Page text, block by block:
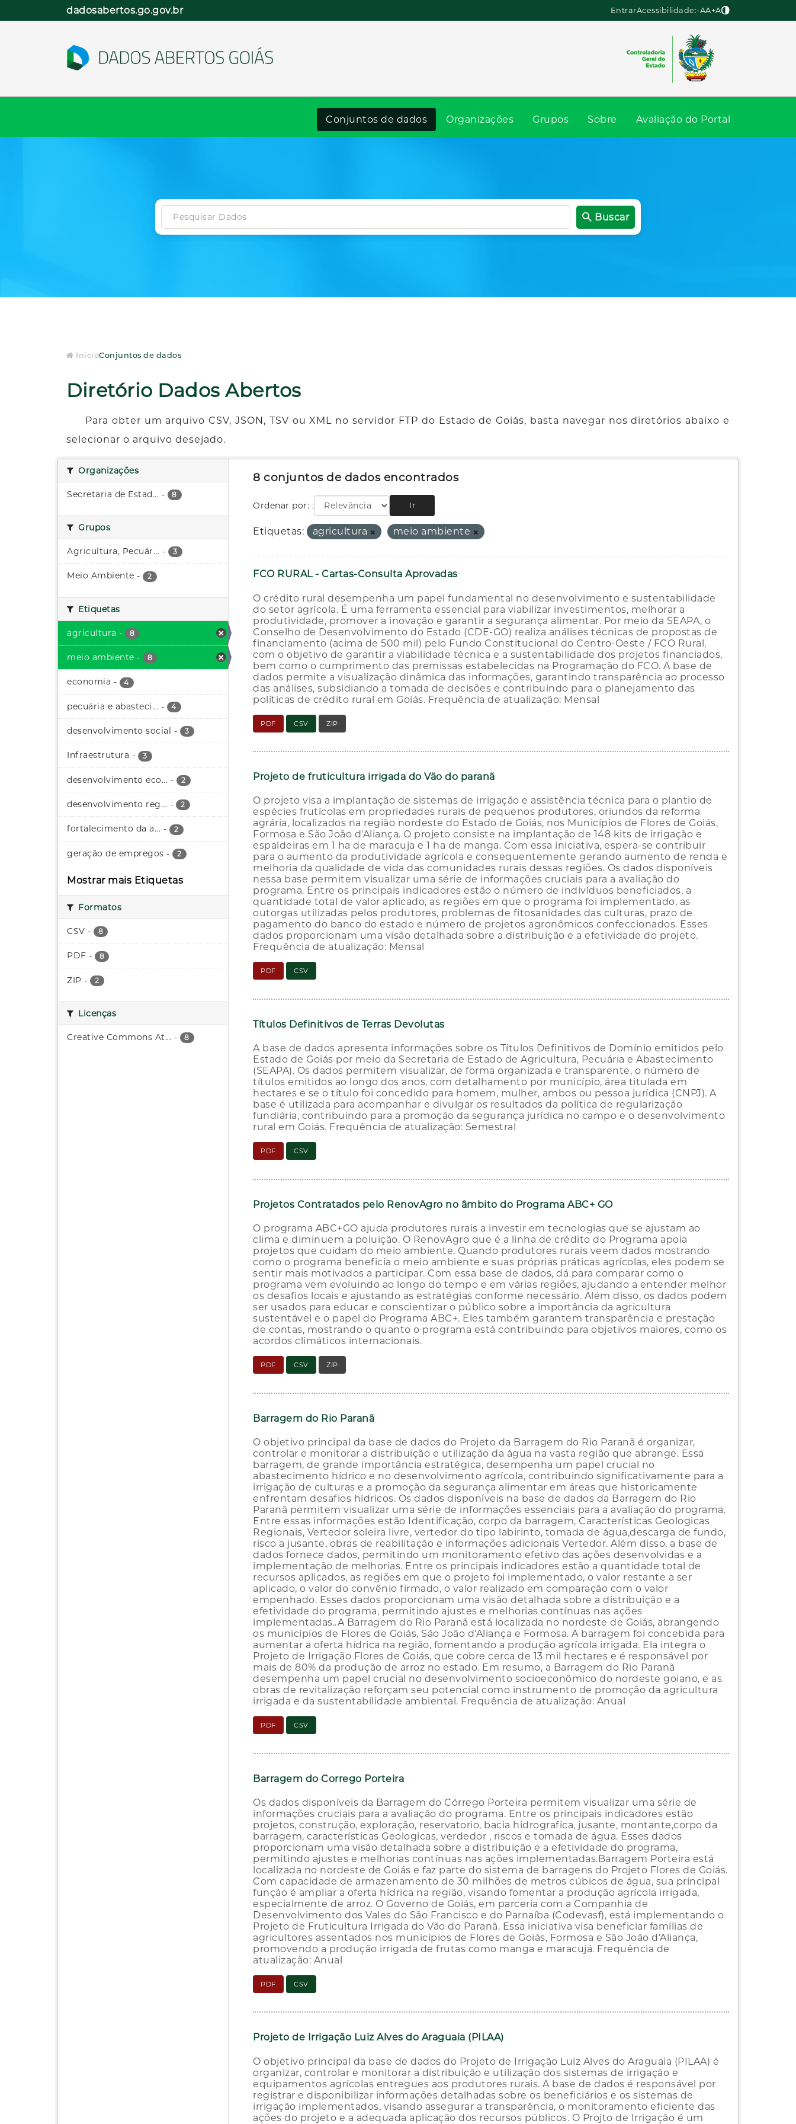
dadosabertos.go.gov.br EntrarAcessibilidade:-AA+A
Conjuntos de dados Organizações Grupos Sobre Avaliação do Portal
Buscar
InícioConjuntos de dados
Diretório Dados Abertos
Para obter um arquivo CSV, JSON, TSV ou XML no servidor FTP do Estado de Goiás, basta navegar nos diretórios abaixo e
selecionar o arquivo desejado.
Organizações
Secretaria de Estad... - 8
Grupos
Agricultura, Pecuár... - 3
Meio Ambiente - 2
Etiquetas
agricultura - 8
meio ambiente - 8
economia - 4
pecuária e abasteci... - 4
desenvolvimento social - 3
Infraestrutura - 3
desenvolvimento eco... - 2
desenvolvimento reg... - 2
fortalecimento da a... - 2
geração de empregos - 2
Mostrar mais Etiquetas
Formatos
CSV - 8
PDF - 8
ZIP - 2
Licenças
Creative Commons At... - 8
8 conjuntos de dados encontrados
Ordenar por: Ir
Etiquetas: agricultura meio ambiente
FCO RURAL - Cartas-Consulta Aprovadas
O crédito rural desempenha um papel fundamental no desenvolvimento e sustentabilidade
do setor agrícola. É uma ferramenta essencial para viabilizar investimentos, melhorar a
produtividade, promover a inovação e garantir a segurança alimentar. Por meio da SEAPA, o
Conselho de Desenvolvimento do Estado (CDE-GO) realiza análises técnicas de propostas de
financiamento (acima de 500 mil) pelo Fundo Constitucional do Centro-Oeste / FCO Rural,
com o objetivo de garantir a viabilidade técnica e a sustentabilidade dos projetos financiados,
bem como o cumprimento das premissas estabelecidas na Programação do FCO. A base de
dados permite a visualização dinâmica das informações, garantindo transparência ao processo
das análises, subsidiando a tomada de decisões e contribuindo para o planejamento das
políticas de crédito rural em Goiás. Frequência de atualização: Mensal
PDF CSV ZIP
Projeto de fruticultura irrigada do Vão do paranã
O projeto visa a implantação de sistemas de irrigação e assistência técnica para o plantio de
espécies frutícolas em propriedades rurais de pequenos produtores, oriundos da reforma
agrária, localizados na região nordeste do Estado de Goiás, nos Municípios de Flores de Goiás,
Formosa e São João d'Aliança. O projeto consiste na implantação de 148 kits de irrigação e
espaldeiras em 1 ha de maracuja e 1 ha de manga. Com essa iniciativa, espera-se contribuir
para o aumento da produtividade agrícola e consequentemente gerando aumento de renda e
melhoria da qualidade de vida das comunidades rurais dessas regiões. Os dados disponíveis
nessa base permitem visualizar uma série de informações cruciais para a avaliação do
programa. Entre os principais indicadores estão o número de indivíduos beneficiados, a
quantidade total de valor aplicado, as regiões em que o programa foi implementado, as
outorgas utilizadas pelos produtores, problemas de fitosanidades das culturas, prazo de
pagamento do banco do estado e número de projetos agronômicos confeccionados. Esses
dados proporcionam uma visão detalhada sobre a distribuição e a efetividade do projeto.
Frequência de atualização: Mensal
PDF CSV
Títulos Definitivos de Terras Devolutas
A base de dados apresenta informações sobre os Títulos Definitivos de Domínio emitidos pelo
Estado de Goiás por meio da Secretaria de Estado de Agricultura, Pecuária e Abastecimento
(SEAPA). Os dados permitem visualizar, de forma organizada e transparente, o número de
títulos emitidos ao longo dos anos, com detalhamento por município, área titulada em
hectares e se o título foi concedido para homem, mulher, ambos ou pessoa jurídica (CNPJ). A
base é utilizada para acompanhar e divulgar os resultados da política de regularização
fundiária, contribuindo para a promoção da segurança jurídica no campo e o desenvolvimento
rural em Goiás. Frequência de atualização: Semestral
PDF CSV
Projetos Contratados pelo RenovAgro no âmbito do Programa ABC+ GO
O programa ABC+GO ajuda produtores rurais a investir em tecnologias que se ajustam ao
clima e diminuem a poluição. O RenovAgro que é a linha de crédito do Programa apoia
projetos que cuidam do meio ambiente. Quando produtores rurais veem dados mostrando
como o programa beneficia o meio ambiente e suas próprias práticas agrícolas, eles podem se
sentir mais motivados a participar. Com essa base de dados, dá para comparar como o
programa vem evoluindo ao longo do tempo e em várias regiões, ajudando a entender melhor
os desafios locais e ajustando as estratégias conforme necessário. Além disso, os dados podem
ser usados para educar e conscientizar o público sobre a importância da agricultura
sustentável e o papel do Programa ABC+. Eles também garantem transparência e prestação
de contas, mostrando o quanto o programa está contribuindo para objetivos maiores, como os
acordos climáticos internacionais.
PDF CSV ZIP
Barragem do Rio Paranã
O objetivo principal da base de dados do Projeto da Barragem do Rio Paranã é organizar,
controlar e monitorar a distribuição e utilização da água na vasta região que abrange. Essa
barragem, de grande importância estratégica, desempenha um papel crucial no
abastecimento hídrico e no desenvolvimento agrícola, contribuindo significativamente para a
irrigação de culturas e a promoção da segurança alimentar em áreas que historicamente
enfrentam desafios hídricos. Os dados disponíveis na base de dados da Barragem do Rio
Paranã permitem visualizar uma série de informações essenciais para a avaliação do programa.
Entre essas informações estão Identificação, corpo da barragem, Características Geologicas
Regionais, Vertedor soleira livre, vertedor do tipo labirinto, tomada de água,descarga de fundo,
risco a jusante, obras de reabilitação e informações adicionais Vertedor. Além disso, a base de
dados fornece dados, permitindo um monitoramento efetivo das ações desenvolvidas e a
implementação de melhorias. Entre os principais indicadores estão a quantidade total de
recursos aplicados, as regiões em que o projeto foi implementado, o valor restante a ser
aplicado, o valor do convênio firmado, o valor realizado em comparação com o valor
empenhado. Esses dados proporcionam uma visão detalhada sobre a distribuição e a
efetividade do programa, permitindo ajustes e melhorias contínuas nas ações
implementadas..A Barragem do Rio Paranã está localizada no nordeste de Goiás, abrangendo
os municípios de Flores de Goiás, São João d'Aliança e Formosa. A barragem foi concebida para
aumentar a oferta hídrica na região, fomentando a produção agrícola irrigada. Ela integra o
Projeto de Irrigação Flores de Goiás, que cobre cerca de 13 mil hectares e é responsável por
mais de 80% da produção de arroz no estado. Em resumo, a Barragem do Rio Paranã
desempenha um papel crucial no desenvolvimento socioeconômico do nordeste goiano, e as
obras de revitalização reforçam seu potencial como instrumento de promoção da agricultura
irrigada e da sustentabilidade ambiental. Frequência de atualização: Anual
PDF CSV
Barragem do Corrego Porteira
Os dados disponíveis da Barragem do Córrego Porteira permitem visualizar uma série de
informações cruciais para a avaliação do programa. Entre os principais indicadores estão
projetos, construção, exploração, reservatorio, bacia hidrografica, jusante, montante,corpo da
barragem, características Geologicas, verdedor , riscos e tomada de água. Esses dados
proporcionam uma visão detalhada sobre a distribuição e a efetividade do programa,
permitindo ajustes e melhorias contínuas nas ações implementadas.Barragem Porteira está
localizada no nordeste de Goiás e faz parte do sistema de barragens do Projeto Flores de Goiás.
Com capacidade de armazenamento de 30 milhões de metros cúbicos de água, sua principal
função é ampliar a oferta hídrica na região, visando fomentar a produção agrícola irrigada,
especialmente de arroz. O Governo de Goiás, em parceria com a Companhia de
Desenvolvimento dos Vales do São Francisco e do Parnaíba (Codevasf), está implementando o
Projeto de Fruticultura Irrigada do Vão do Paranã. Essa iniciativa visa beneficiar famílias de
agricultores assentados nos municípios de Flores de Goiás, Formosa e São João d’Aliança,
promovendo a produção irrigada de frutas como manga e maracujá. Frequência de
atualização: Anual
PDF CSV
Projeto de Irrigação Luiz Alves do Araguaia (PILAA)
O objetivo principal da base de dados do Projeto de Irrigação Luiz Alves do Araguaia (PILAA) é
organizar, controlar e monitorar a distribuição e utilização dos sistemas de irrigação e
equipamentos agrícolas entregues aos produtores rurais. A base de dados é responsável por
registrar e disponibilizar informações detalhadas sobre os beneficiários e os sistemas de
irrigação implementados, visando assegurar a transparência, o monitoramento eficiente das
ações do projeto e a adequada aplicação dos recursos públicos. O Projto de Irrigação é um